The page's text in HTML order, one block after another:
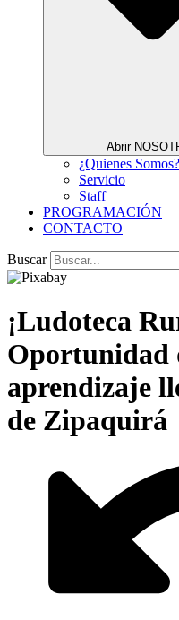
Abrir
¿Quienes Somos?
Servicio
Staff
PROGRAMACIÓN
CONTACTO
Buscar
¡Ludoteca
Oportunidad
aprendizaje
de Zipaquirá